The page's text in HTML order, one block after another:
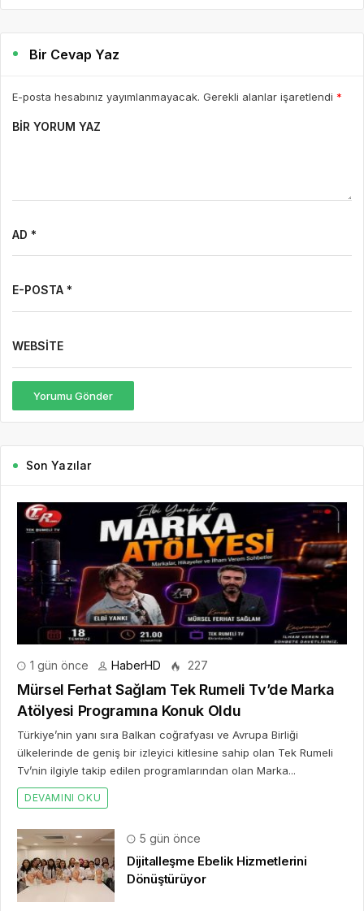
Bir Cevap Yaz
E-posta hesabınız yayımlanmayacak. Gerekli alanlar işaretlendi *
BIR YORUM YAZ
AD *
E-POSTA *
WEBSITE
Yorumu Gönder
Son Yazılar
1 gün önce HaberHD 227
Mürsel Ferhat Sağlam Tek Rumeli Tv’de Marka
Atölyesi Programına Konuk Oldu
Türkiye’nin yanı sıra Balkan coğrafyası ve Avrupa Birliği
ülkelerinde de geniş bir izleyici kitlesine sahip olan Tek Rumeli
Tv’nin ilgiyle takip edilen programlarından olan Marka...
DEVAMINI OKU
5 gün önce
Dijitalleşme Ebelik Hizmetlerini
Dönüştürüyor